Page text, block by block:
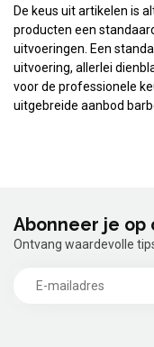
De keus uit artikelen is
producten een
uitvoeringen. Een
uitvoering, allerlei
voor de professionele
uitgebreide aanbod
Abonneer je op
Ontvang waardevolle